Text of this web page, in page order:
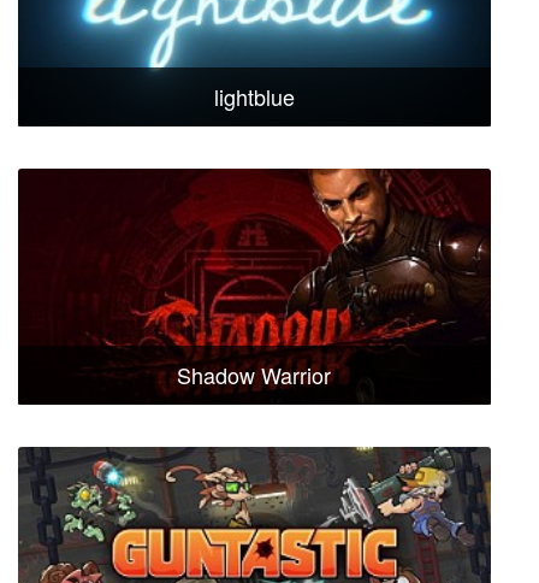
lightblue
Shadow Warrior